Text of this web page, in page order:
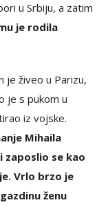
u Srbiju, a zatim
je rodila
je živeo u Parizu,
je s pukom u
iz vojske.
Mihaila
zaposlio se kao
Vrlo brzo je
ženu